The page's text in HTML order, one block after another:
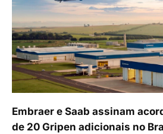
Embraer e Saab assinam
de 20 Gripen adicionais no